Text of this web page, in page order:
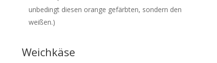
unbedingt diesen orange gefärbten, sondern den
weißen.)
Weichkäse